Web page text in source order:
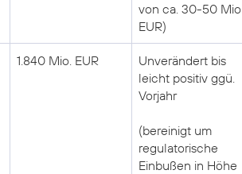
von ca. 30-50
EUR)
1.840 Mio. EUR
Unverändert bis
leicht positiv ggü.
Vorjahr
(bereinigt um
regulatorische
Einbußen in Höhe